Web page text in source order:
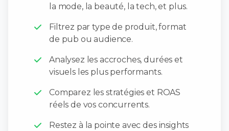
la mode, la beauté, la tech, et plus.
Filtrez par type de produit, format
de pub ou audience.
Analysez les accroches, durées et
visuels les plus performants.
Comparez les stratégies et ROAS
réels de vos concurrents.
Restez à la pointe avec des insights